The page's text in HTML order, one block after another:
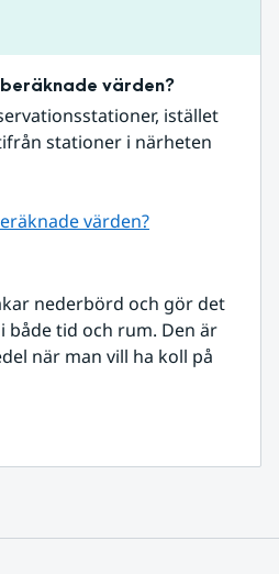
värden?
istället
stationer i närheten
värden?
nederbörd och gör det
både tid och rum. Den är
när man vill ha koll på